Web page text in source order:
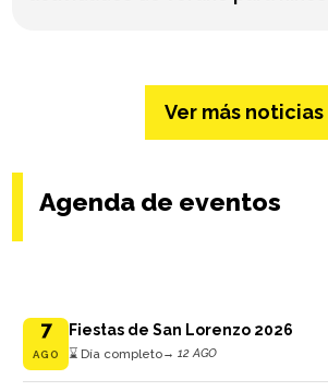
Ver más noticias
Agenda de eventos
7
AGO
Fiestas de San Lorenzo 2026
⌛ Día completo→ 12 AGO